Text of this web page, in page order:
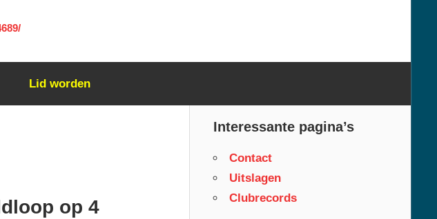
Lid worden
op 4
Interessante pagina’s
Contact
Uitslagen
Clubrecords